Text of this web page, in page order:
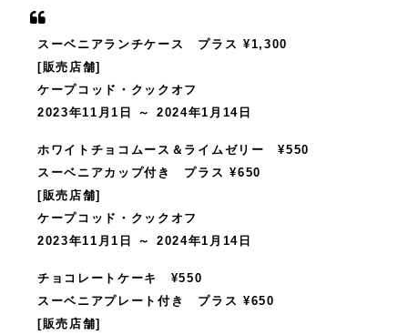
スーベニアランチケース プラス ¥1,300
[販売店舗]
ケープコッド・クックオフ
2023年11月1日 ～ 2024年1月14日
ホワイトチョコムース＆ライムゼリー ¥550
スーベニアカップ付き プラス ¥650
[販売店舗]
ケープコッド・クックオフ
2023年11月1日 ～ 2024年1月14日
チョコレートケーキ ¥550
スーベニアプレート付き プラス ¥650
[販売店舗]